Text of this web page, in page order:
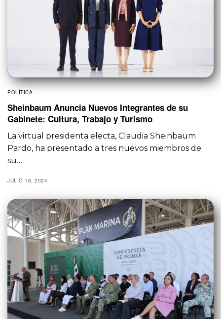
POLÍTICA
Sheinbaum Anuncia Nuevos Integrantes de su
Gabinete: Cultura, Trabajo y Turismo
La virtual presidenta electa, Claudia Sheinbaum
Pardo, ha presentado a tres nuevos miembros de
su…
JULIO 18, 2024